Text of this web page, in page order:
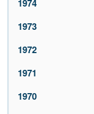
1974
1973
1972
1971
1970